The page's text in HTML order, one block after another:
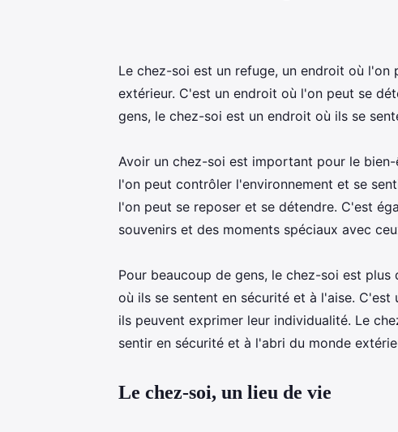
Le chez-soi est un refuge, un endroit où
extérieur. C'est un endroit où l'on peut se
gens, le chez-soi est un endroit où ils se
Avoir un chez-soi est important pour le
l'on peut contrôler l'environnement et se
l'on peut se reposer et se détendre. C'est
souvenirs et des moments spéciaux avec
Pour beaucoup de gens, le chez-soi est
où ils se sentent en sécurité et à l'aise.
ils peuvent exprimer leur individualité. Le
sentir en sécurité et à l'abri du monde
Le chez-soi, un lieu de vie